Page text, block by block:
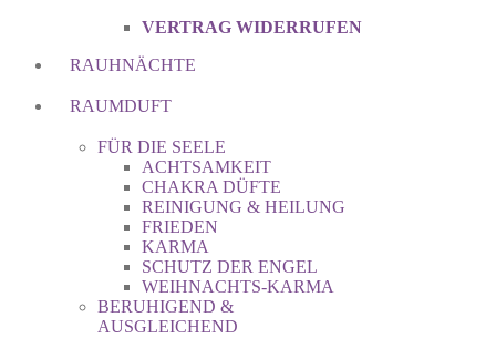
VERTRAG WIDERRUFEN
RAUHNÄCHTE
RAUMDUFT
FÜR DIE SEELE
ACHTSAMKEIT
CHAKRA DÜFTE
REINIGUNG & HEILUNG
FRIEDEN
KARMA
SCHUTZ DER ENGEL
WEIHNACHTS-KARMA
BERUHIGEND &
AUSGLEICHEND